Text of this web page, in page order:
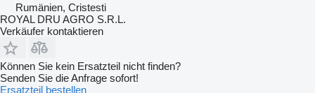
Rumänien, Cristesti
ROYAL DRU AGRO S.R.L.
Verkäufer kontaktieren
Können Sie kein Ersatzteil nicht finden?
Senden Sie die Anfrage sofort!
Ersatzteil bestellen